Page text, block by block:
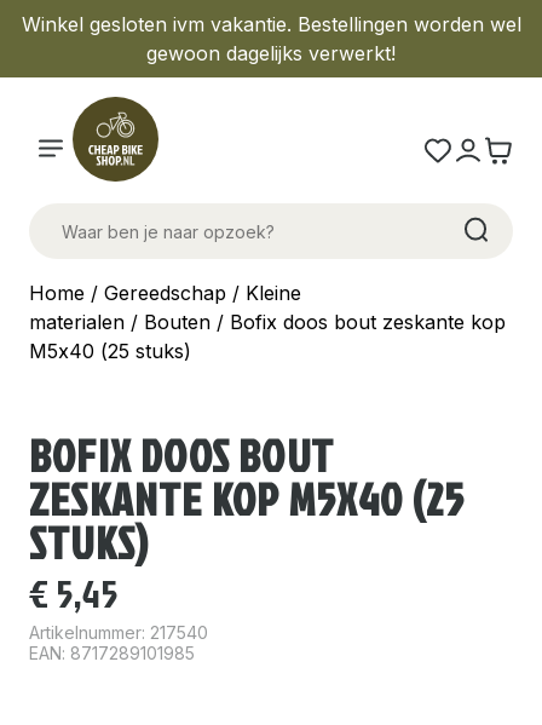
Winkel gesloten ivm vakantie. Bestellingen worden wel
gewoon dagelijks verwerkt!
Home / Gereedschap / Kleine
materialen / Bouten / Bofix doos bout zeskante kop
M5x40 (25 stuks)
BOFIX DOOS BOUT
ZESKANTE KOP M5X40 (25
STUKS)
€ 5,45
Artikelnummer: 217540
EAN: 8717289101985